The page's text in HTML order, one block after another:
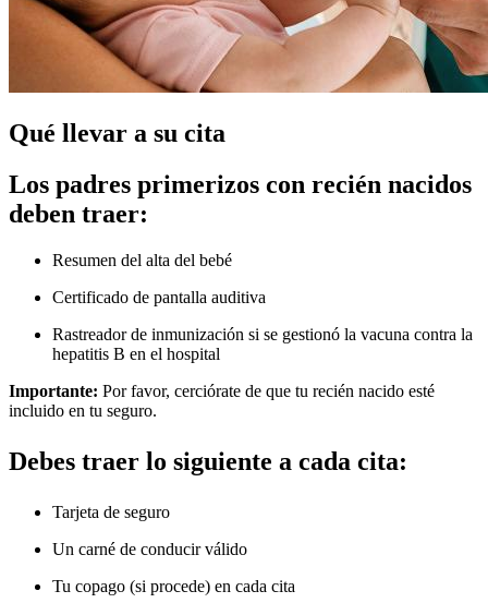
Qué llevar a su cita
Los padres primerizos con recién nacidos
deben traer:
Resumen del alta del bebé
Certificado de pantalla auditiva
Rastreador de inmunización si se gestionó la vacuna contra la
hepatitis B en el hospital
Importante: Por favor, cerciórate de que tu recién nacido esté
incluido en tu seguro.
Debes traer lo siguiente a cada cita:
Tarjeta de seguro
Un carné de conducir válido
Tu copago (si procede) en cada cita